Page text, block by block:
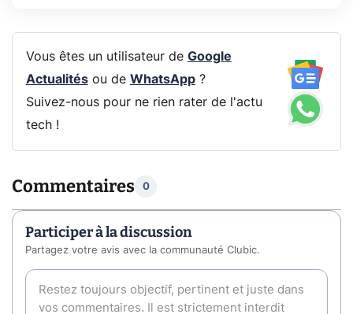
Vous êtes un utilisateur de Google
Actualitésou de WhatsApp?
Suivez-nous pour ne rien rater de l'actu
tech !
Commentaires 0
Participer à la discussion
Partagez votre avis avec la communauté Clubic.